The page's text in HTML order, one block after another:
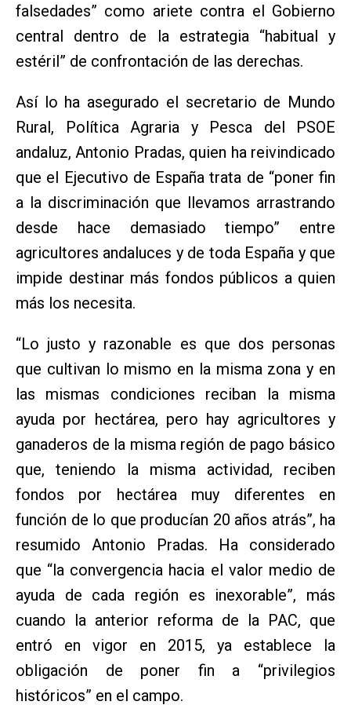
falsedades” como ariete contra el Gobierno
central dentro de la estrategia “habitual y
estéril” de confrontación de las derechas.
Así lo ha asegurado el secretario de Mundo
Rural, Política Agraria y Pesca del PSOE
andaluz, Antonio Pradas, quien ha reivindicado
que el Ejecutivo de España trata de “poner fin
a la discriminación que llevamos arrastrando
desde hace demasiado tiempo” entre
agricultores andaluces y de toda España y que
impide destinar más fondos públicos a quien
más los necesita.
“Lo justo y razonable es que dos personas
que cultivan lo mismo en la misma zona y en
las mismas condiciones reciban la misma
ayuda por hectárea, pero hay agricultores y
ganaderos de la misma región de pago básico
que, teniendo la misma actividad, reciben
fondos por hectárea muy diferentes en
función de lo que producían 20 años atrás”, ha
resumido Antonio Pradas. Ha considerado
que “la convergencia hacia el valor medio de
ayuda de cada región es inexorable”, más
cuando la anterior reforma de la PAC, que
entró en vigor en 2015, ya establece la
obligación de poner fin a “privilegios
históricos” en el campo.